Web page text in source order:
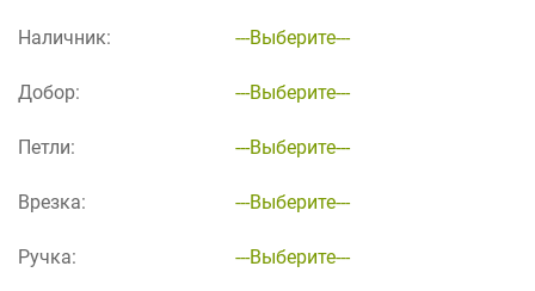
Наличник: ---Выберите---
Добор: ---Выберите---
Петли: ---Выберите---
Врезка: ---Выберите---
Ручка: ---Выберите---